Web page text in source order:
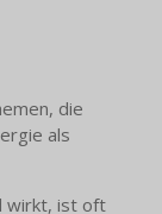
die
als
wirkt, ist oft